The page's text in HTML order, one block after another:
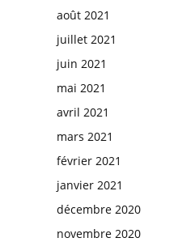
août 2021
juillet 2021
juin 2021
mai 2021
avril 2021
mars 2021
février 2021
janvier 2021
décembre 2020
novembre 2020